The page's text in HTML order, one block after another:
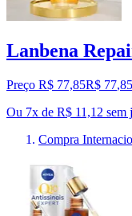
Lanbena
Preço R$ 77,85R$ 77,85
Ou 7x de R$ 11,12 sem
Compra